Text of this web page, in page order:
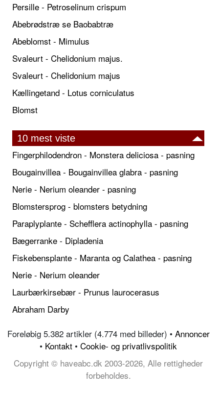
Persille - Petroselinum crispum
Abebrødstræ se Baobabtræ
Abeblomst - Mimulus
Svaleurt - Chelidonium majus.
Svaleurt - Chelidonium majus
Kællingetand - Lotus corniculatus
Blomst
10 mest viste
Fingerphilodendron - Monstera deliciosa - pasning
Bougainvillea - Bougainvillea glabra - pasning
Nerie - Nerium oleander - pasning
Blomstersprog - blomsters betydning
Paraplyplante - Schefflera actinophylla - pasning
Bægerranke - Dipladenia
Fiskebensplante - Maranta og Calathea - pasning
Nerie - Nerium oleander
Laurbærkirsebær - Prunus laurocerasus
Abraham Darby
Foreløbig 5.382 artikler (4.774 med billeder) • Annoncer
• Kontakt • Cookie- og privatlivspolitik
Copyright © haveabc.dk 2003-2026, Alle rettigheder
forbeholdes.